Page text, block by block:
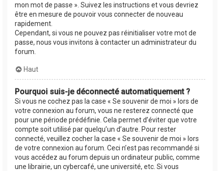
mon mot de passe ». Suivez les instructions et vous devriez
être en mesure de pouvoir vous connecter de nouveau
rapidement.
Cependant, si vous ne pouvez pas réinitialiser votre mot de
passe, nous vous invitons à contacter un administrateur du
forum.
Haut
Pourquoi suis-je déconnecté automatiquement ?
Si vous ne cochez pas la case « Se souvenir de moi » lors de
votre connexion au forum, vous ne resterez connecté que
pour une période prédéfinie. Cela permet d’éviter que votre
compte soit utilisé par quelqu’un d’autre. Pour rester
connecté, veuillez cocher la case « Se souvenir de moi » lors
de votre connexion au forum. Ceci n’est pas recommandé si
vous accédez au forum depuis un ordinateur public, comme
une librairie, un cybercafé, une université, etc. Si vous